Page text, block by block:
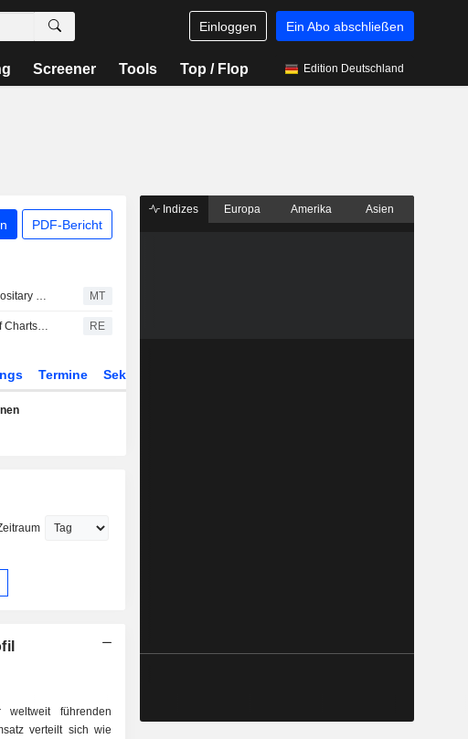
Einloggen Ein Abo abschließen
Screener Tools Top / Flop Edition Deutschland
PDF-Bericht
In den USA als American Depositary Receipts gehandelte europäische Aktien legen im Handel am Freitag zu MT
ROI - Die Finanzwoche in fünf Charts: Yen-Intervention, Raffinerie-Rekordmargen und ein SpaceX-Kapitalrausch RE
Termine Sektor
führenden
verteilt sich wie
Indizes Europa Amerika Asien